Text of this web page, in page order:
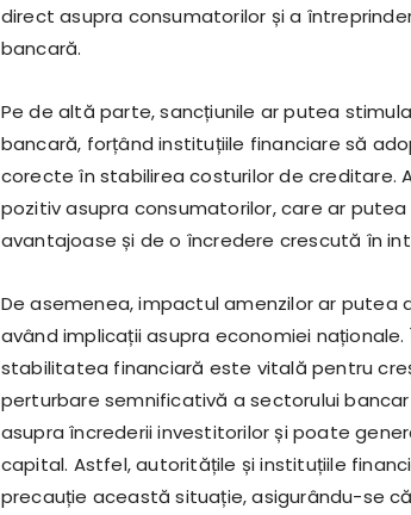
direct asupra consumatorilor și a
bancară.
Pe de altă parte, sancțiunile ar putea
bancară, forțând instituțiile financiare să
corecte în stabilirea costurilor de creditare.
pozitiv asupra consumatorilor, care ar
avantajoase și de o încredere crescută în
De asemenea, impactul amenzilor ar putea
având implicații asupra economiei
stabilitatea financiară este vitală pentru
perturbare semnificativă a sectorului
asupra încrederii investitorilor și poate
capital. Astfel, autoritățile și instituțiile
precauție această situație, asigurându-se